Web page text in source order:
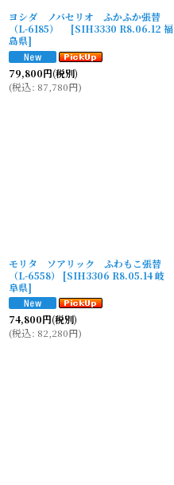
ヨシダ ノバセリオ ふかふか張替
（L-6185）
[SIH3330 R8.06.12 福
島県]
79,800円(税別)
(税込: 87,780円)
モリタ ソアリック ふわもこ張替
（L-6558）
[SIH3306 R8.05.14 岐
阜県]
74,800円(税別)
(税込: 82,280円)